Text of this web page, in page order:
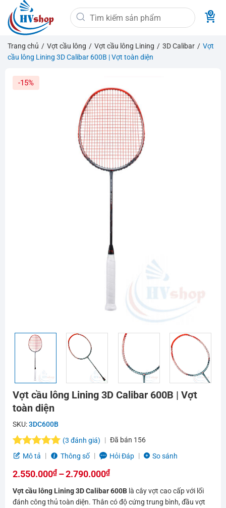
qua
nội
dung
Tìm
kiếm:
Trang chủ / Vợt cầu lông / Vợt cầu lông Lining / 3D Calibar / Vợt
cầu lông Lining 3D Calibar 600B | Vợt toàn diện
-15%
Vợt cầu lông Lining 3D Calibar 600B | Vợt
toàn diện
SKU:3DC600B
5.0trên 5
3
đánh giá
(3 đánh giá) Đã bán 156
Mô tả
Thông số Hỏi Đáp So sánh
2.550.000₫ –2.790.000₫
Khoảng
giá:
Vợt cầu lông Lining 3D Calibar 600Blà cây vợt cao cấp với lối
đánh công thủ toàn diện. Thân có độ cứng trung bình, đầu vợt